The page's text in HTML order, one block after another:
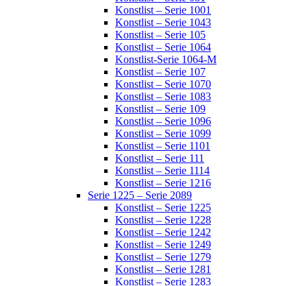
Konstlist – Serie 1001
Konstlist – Serie 1043
Konstlist – Serie 105
Konstlist – Serie 1064
Konstlist-Serie 1064-M
Konstlist – Serie 107
Konstlist – Serie 1070
Konstlist – Serie 1083
Konstlist – Serie 109
Konstlist – Serie 1096
Konstlist – Serie 1099
Konstlist – Serie 1101
Konstlist – Serie 111
Konstlist – Serie 1114
Konstlist – Serie 1216
Serie 1225 – Serie 2089
Konstlist – Serie 1225
Konstlist – Serie 1228
Konstlist – Serie 1242
Konstlist – Serie 1249
Konstlist – Serie 1279
Konstlist – Serie 1281
Konstlist – Serie 1283